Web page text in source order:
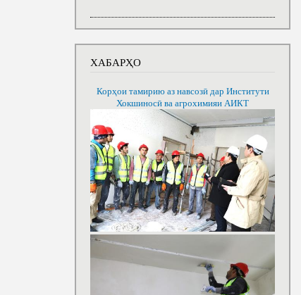
ХАБАРҲО
Корҳои тамирию аз навсозӣ дар Институти
Хокшиносӣ ва агрохимияи АИКТ